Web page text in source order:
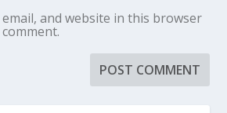
email, and website in this browser